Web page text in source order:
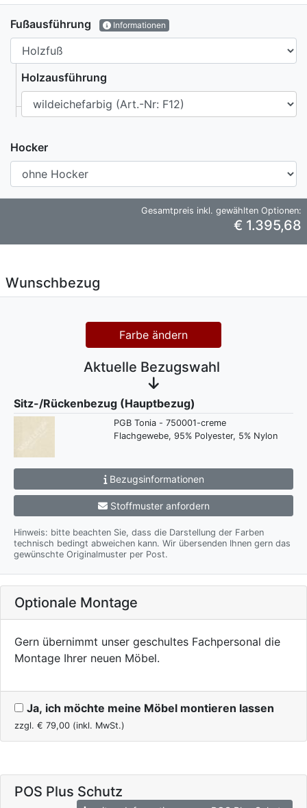
Fußausführung Informationen
Holzausführung
Hocker
Gesamtpreis inkl. gewählten Optionen:
€ 1.395,68
Wunschbezug
Farbe ändern
Aktuelle Bezugswahl
Sitz-/Rückenbezug (Hauptbezug)
PGB Tonia - 750001-creme
Flachgewebe, 95% Polyester, 5% Nylon
Bezugsinformationen
Stoffmuster anfordern
Hinweis: bitte beachten Sie, dass die Darstellung der Farben
technisch bedingt abweichen kann. Wir übersenden Ihnen gern das
gewünschte Originalmuster per Post.
Optionale Montage
Gern übernimmt unser geschultes Fachpersonal die
Montage Ihrer neuen Möbel.
Ja, ich möchte meine Möbel montieren lassen
zzgl. € 79,00 (inkl. MwSt.)
POS Plus Schutz